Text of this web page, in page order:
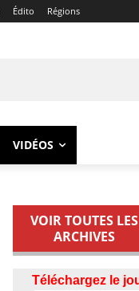
Édito Régions
VIDÉOS
VOIR TOUTES LES
ARCHIVES